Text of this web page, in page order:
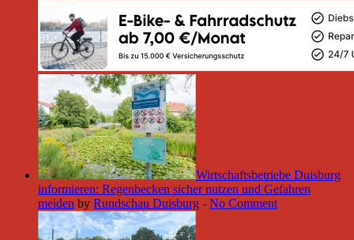
Wirtschaftsbetriebe Duisburg
informieren: Regenbecken sicher nutzen und Gefahren
meiden by Rundschau Duisburg - No Comment